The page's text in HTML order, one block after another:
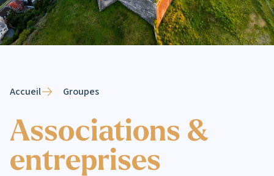
Accueil Groupes
Associations &
entreprises